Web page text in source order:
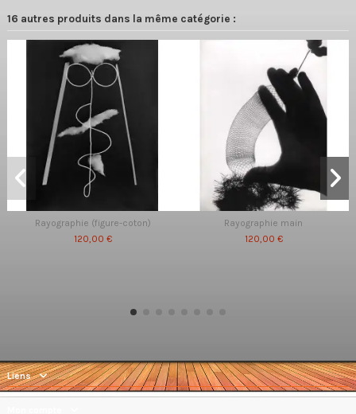
16 autres produits dans la même catégorie :
Rayographie (figure-coton)
120,00 €
Rayographie main
120,00 €
Liens